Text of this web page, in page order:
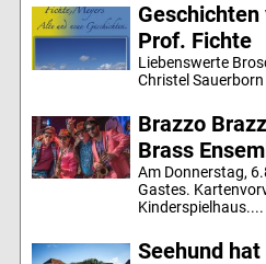
Prof. Fichte
Liebenswerte
Christel
Brazzo
Brass
Am Donnerstag,
Gastes.
Kinderspielhaus....
Seehund